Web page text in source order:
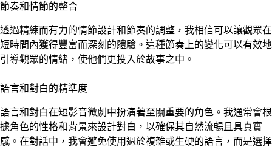
節奏和情節的整合
透過精練而有力的情節設計和節奏的調整，我相信可以讓觀眾在
短時間內獲得豐富而深刻的體驗。這種節奏上的變化可以有效地
引導觀眾的情緒，使他們更投入於故事之中。
語言和對白的精準度
語言和對白在短影音微劇中扮演著至關重要的角色。我通常會根
據角色的性格和背景來設計對白，以確保其自然流暢且具真實
感。在對話中，我會避免使用過於複雜或生硬的語言，而是選擇